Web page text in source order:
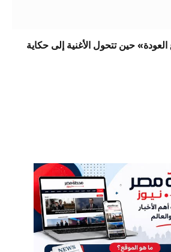
العودة» حين تتحول الأغنية إلى حكاية